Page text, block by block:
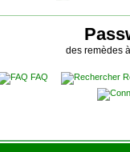
des remèdes
FAQ